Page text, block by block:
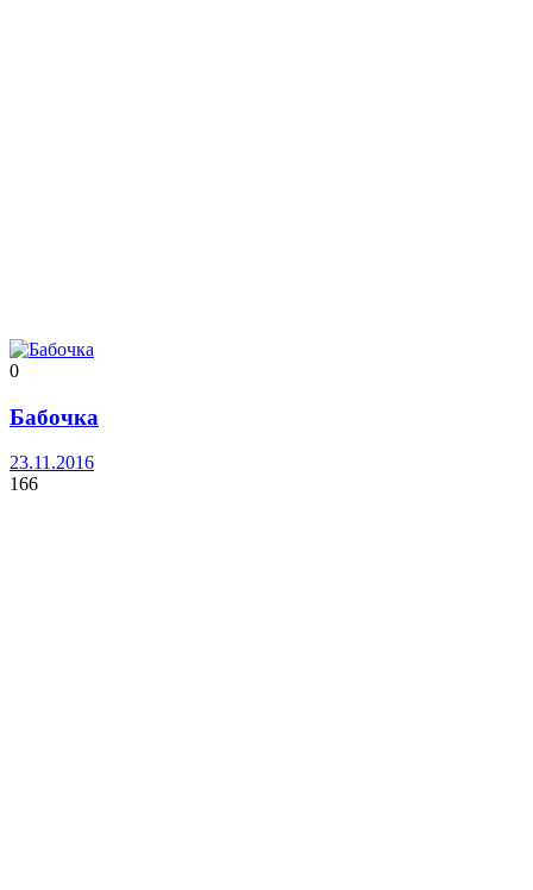
0
Бабочка
23.11.2016
166